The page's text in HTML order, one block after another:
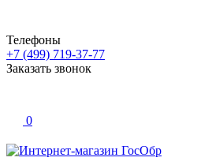
Телефоны
+7 (499) 719-37-77
Заказать звонок
0